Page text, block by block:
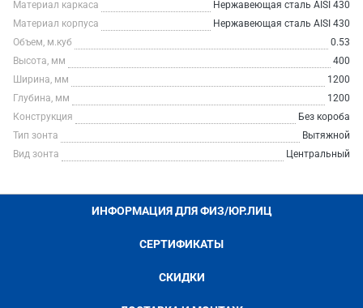
Материал каркаса
Нержавеющая сталь AISI 430
Материал корпуса
Нержавеющая сталь AISI 430
Объем, м.куб
0.53
Высота, мм
400
Ширина, мм
1200
Глубина, мм
1200
Конструкция
Без короба
Тип зонта
Вытяжной
Вид зонта
Центральный
ИНФОРМАЦИЯ ДЛЯ ФИЗ/ЮР.ЛИЦ
СЕРТИФИКАТЫ
СКИДКИ